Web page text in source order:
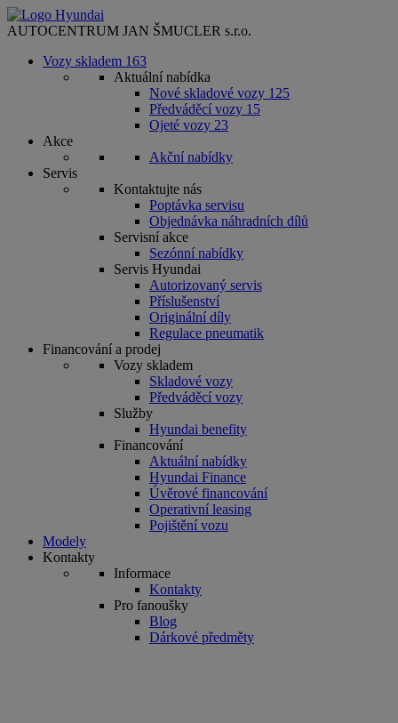
AUTOCENTRUM JAN ŠMUCLER s.r.o.
Vozy skladem 163
Aktuální nabídka
Nové skladové vozy 125
Předváděcí vozy 15
Ojeté vozy 23
Akce
Akční nabídky
Servis
Kontaktujte nás
Poptávka servisu
Objednávka náhradních dílů
Servisní akce
Sezónní nabídky
Servis Hyundai
Autorizovaný servis
Příslušenství
Originální díly
Regulace pneumatik
Financování a prodej
Vozy skladem
Skladové vozy
Předváděcí vozy
Služby
Hyundai benefity
Financování
Aktuální nabídky
Hyundai Finance
Úvěrové financování
Operativní leasing
Pojištění vozu
Modely
Kontakty
Informace
Kontakty
Pro fanoušky
Blog
Dárkové předměty